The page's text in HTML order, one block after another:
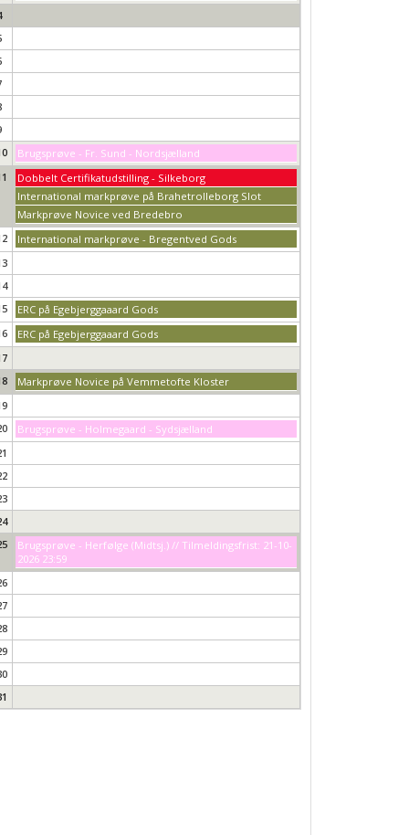
Brugsprøve - Fr. Sund - Nordsjælland
Dobbelt Certifikatudstilling - Silkeborg
International markprøve på Brahetrolleborg Slot
Markprøve Novice ved Bredebro
International markprøve - Bregentved Gods
ERC på Egebjerggaaard Gods
ERC på Egebjerggaaard Gods
Markprøve Novice på Vemmetofte Kloster
Brugsprøve - Holmegaard - Sydsjælland
Brugsprøve - Herfølge (Midtsj.) // Tilmeldingsfrist: 21-10-
2026 23:59